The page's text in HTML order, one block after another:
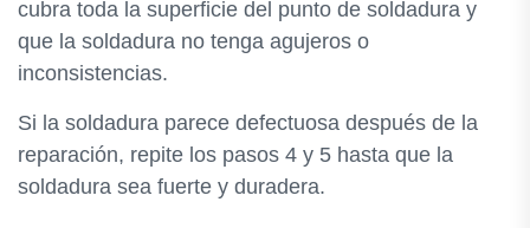
cubra toda la superficie del punto de soldadura y
que la soldadura no tenga agujeros o
inconsistencias.
Si la soldadura parece defectuosa después de la
reparación, repite los pasos 4 y 5 hasta que la
soldadura sea fuerte y duradera.